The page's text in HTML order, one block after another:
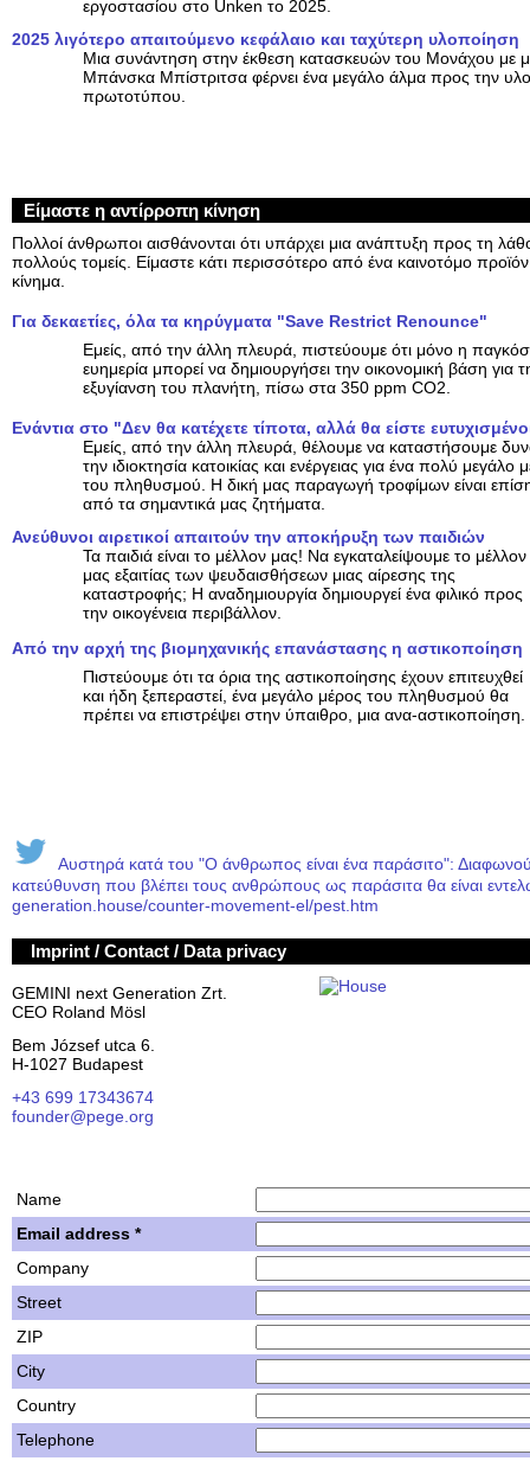
εργοστασίου στο Unken το 2025.
2025 λιγότερο απαιτούμενο κεφάλαιο και ταχύτερη υλοποίηση
Μια συνάντηση στην έκθεση κατασκευών του Μονάχου με
Μπάνσκα Μπίστριτσα φέρνει ένα μεγάλο άλμα προς την
πρωτοτύπου.
Είμαστε η αντίρροπη κίνηση
Πολλοί άνθρωποι αισθάνονται ότι υπάρχει μια ανάπτυξη προς τη
πολλούς τομείς. Είμαστε κάτι περισσότερο από ένα καινοτόμο
κίνημα.
Για δεκαετίες, όλα τα κηρύγματα "Save Restrict Renounce"
Εμείς, από την άλλη πλευρά, πιστεύουμε ότι μόνο η
ευημερία μπορεί να δημιουργήσει την οικονομική βάση για
εξυγίανση του πλανήτη, πίσω στα 350 ppm CO2.
Ενάντια στο "Δεν θα κατέχετε τίποτα, αλλά θα είστε
Εμείς, από την άλλη πλευρά, θέλουμε να καταστήσουμε
την ιδιοκτησία κατοικίας και ενέργειας για ένα πολύ μεγάλο
του πληθυσμού. Η δική μας παραγωγή τροφίμων είναι
από τα σημαντικά μας ζητήματα.
Ανεύθυνοι αιρετικοί απαιτούν την αποκήρυξη των παιδιών
Τα παιδιά είναι το μέλλον μας! Να εγκαταλείψουμε το μέλλον
μας εξαιτίας των ψευδαισθήσεων μιας αίρεσης της
καταστροφής; Η αναδημιουργία δημιουργεί ένα φιλικό προς
την οικογένεια περιβάλλον.
Από την αρχή της βιομηχανικής επανάστασης η αστικοποίηση
Πιστεύουμε ότι τα όρια της αστικοποίησης έχουν επιτευχθεί
και ήδη ξεπεραστεί, ένα μεγάλο μέρος του πληθυσμού θα
πρέπει να επιστρέψει στην ύπαιθρο, μια ανα-αστικοποίηση.
Αυστηρά κατά του "Ο άνθρωπος είναι ένα παράσιτο":
κατεύθυνση που βλέπει τους ανθρώπους ως παράσιτα θα είναι
generation.house/counter-movement-el/pest.htm
Imprint / Contact / Data privacy
GEMINI next Generation Zrt.
CEO Roland Mösl
Bem József utca 6.
H-1027 Budapest
+43 699 17343674
founder@pege.org
Name
Email address *
Company
Street
ZIP
City
Country
Telephone